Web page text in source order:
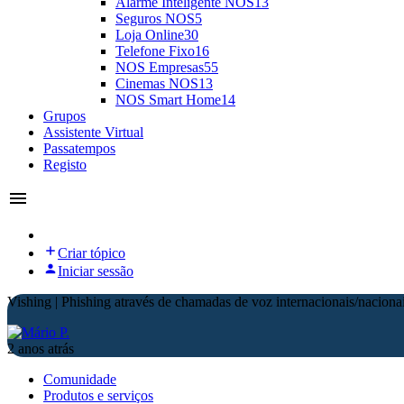
Seguros NOS5
Loja Online30
Telefone Fixo16
NOS Empresas55
Cinemas NOS13
NOS Smart Home14
Grupos
Assistente Virtual
Passatempos
Registo
Criar tópico
Iniciar sessão
Vishing | Phishing através de chamadas de voz internacionais/
2 anos atrás
Comunidade
Produtos e serviços